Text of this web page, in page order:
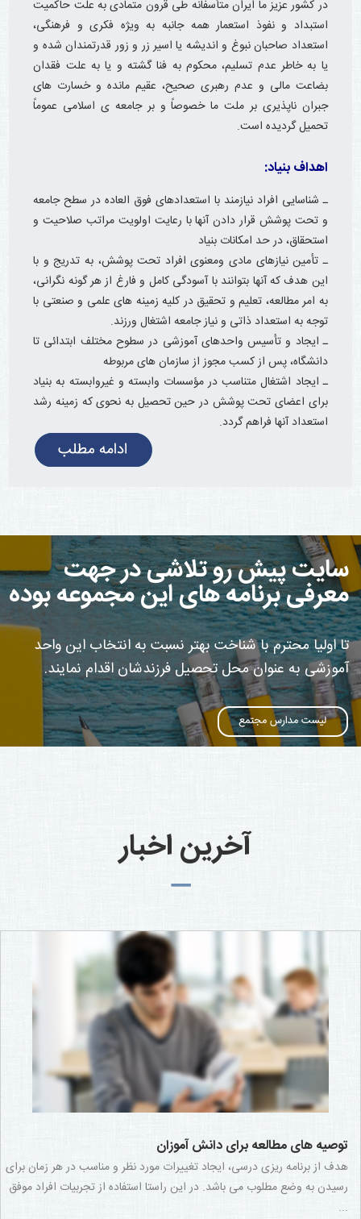
در کشور عزیز ما ایران متأسفانه طی قرون متمادی به علت حاکمیت
استبداد و نفوذ استعمار همه جانبه به ویژه فکری و فرهنگی،
استعداد صاحبان نبوغ و اندیشه یا اسیر زر و زور قدرتمندان شده و
یا به خاطر عدم تسلیم، محکوم به فنا گشته و یا به علت فقدان
بضاعت مالی و عدم رهبری صحیح، عقیم مانده و خسارت های
جبران ناپذیری بر ملت ما خصوصاً و بر جامعه ی اسلامی عموماً
تحمیل گردیده است.
اهداف بنیاد:
ـ شناسایی افراد نیازمند با استعدادهای فوق العاده در سطح جامعه
و تحت پوشش قرار دادن آنها با رعایت اولویت مراتب صلاحیت و
استحقاق، در حد امکانات بنیاد
ـ تأمین نیازهای مادی ومعنوی افراد تحت پوشش، به تدریج و با
این هدف که آنها بتوانند با آسودگی کامل و فارغ از هر گونه نگرانی،
به امر مطالعه، تعلیم و تحقیق در کلیه زمینه های علمی و صنعتی با
توجه به استعداد ذاتی و نیاز جامعه اشتغال ورزند.
ـ ایجاد و تأسیس واحدهای آموزشی در سطوح مختلف ابتدائی تا
دانشگاه، پس از کسب مجوز از سازمان های مربوطه
ـ ایجاد اشتغال متناسب در مؤسسات وابسته و غیروابسته به بنیاد
برای اعضای تحت پوشش در حین تحصیل به نحوی که زمینه رشد
استعداد آنها فراهم گردد.
سایت پیش رو تلاشی در جهت
معرفی برنامه های این مجموعه بوده
تا اولیا محترم با شناخت بهتر نسبت به انتخاب این واحد
آموزشی به عنوان محل تحصیل فرزندشان اقدام نمایند.
آخرین اخبار
توصیه های مطالعه برای دانش آموزان
هدف از برنامه ریزی درسی، ایجاد تغییرات مورد نظر و مناسب در هر زمان برای
رسیدن به وضع مطلوب می باشد. در این راستا استفاده از تجربیات افراد موفق
...